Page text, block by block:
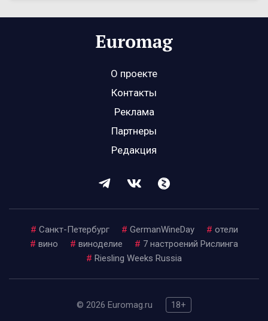
О проекте
Контакты
Реклама
Партнеры
Редакция
# Санкт-Петербург # GermanWineDay # отели
# вино # виноделие # 7 настроений Рислинга
# Riesling Weeks Russia
© 2026 Euromag.ru
18+